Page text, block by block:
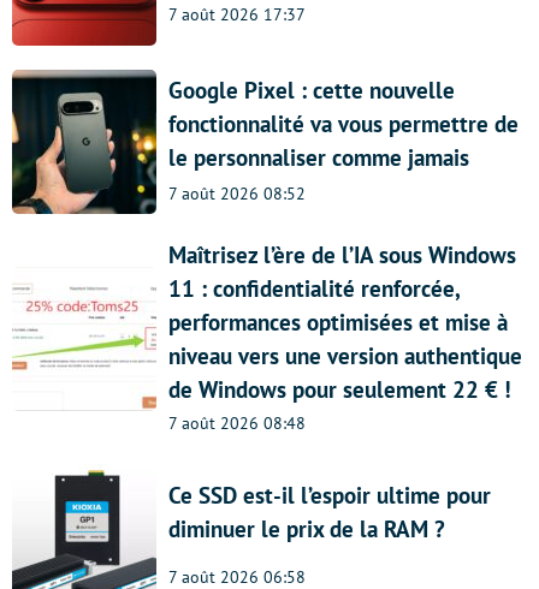
7 août 2026 17:37
Google Pixel : cette nouvelle
fonctionnalité va vous permettre de
le personnaliser comme jamais
7 août 2026 08:52
Maîtrisez l’ère de l’IA sous Windows
11 : confidentialité renforcée,
performances optimisées et mise à
niveau vers une version authentique
de Windows pour seulement 22 € !
7 août 2026 08:48
Ce SSD est-il l’espoir ultime pour
diminuer le prix de la RAM ?
7 août 2026 06:58